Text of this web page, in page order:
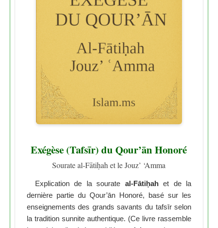
Exégèse (Tafsīr) du Qour’ān Honoré
Sourate al-Fātiḥah et le Jouz’ ‘Amma
Explication de la sourate al-Fātiḥahet de la
dernière partie du Qour’ān Honoré, basé sur les
enseignements des grands savants du tafsīr selon
la tradition sunnite authentique. (Ce livre rassemble